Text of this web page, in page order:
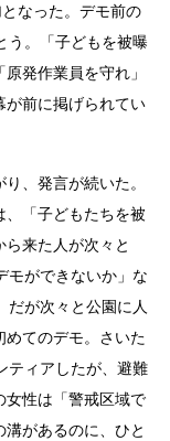
なった。デモ前の
う。「子どもを被曝
発作業員を守れ」
が前に掲げられてい
、発言が続いた。
、「子どもたちを被
来た人が次々と
モができないか」な
だが次々と公園に人
てのデモ。さいた
ティアしたが、避難
女性は「警戒区域で
があるのに、ひと